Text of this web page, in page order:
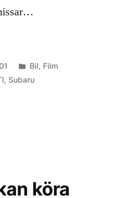
Publicerat
i
Bil, Film
, Subaru
köra